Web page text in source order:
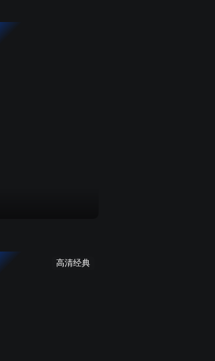
高清经典